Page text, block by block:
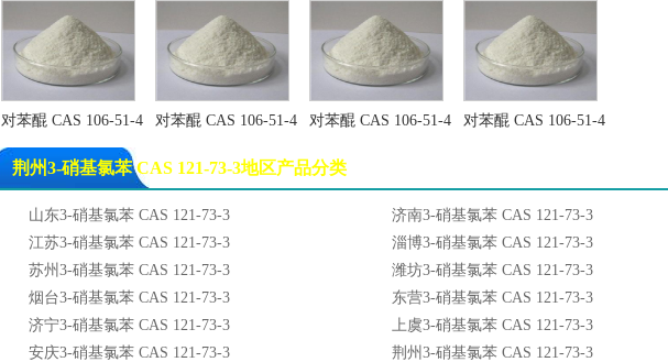
苄酸
氟锆酸 CAS 12021-95-3
1-溴萘
二氯乙烷
3-甲基-2-丁烯醛
氟硅酸钾
氟硼酸锂
氟钛酸铵
氧化苯乙烯
间苯二甲醚
异戊烯醛
亚硝酸钠
氟钛酸钾 CAS号:16919-27-0
六水三氯化铁
透明质酸钠
烯丙基胺
二烯丙基胺
三烯丙基胺
碘化钾
金属钠
金属钾
碘化钾
1,4-丁二醇 CAS 110-63-4
对苯醌 CAS 106-51-4 对苯醌 CAS 106-51-4 对苯醌 CAS 106-51-4 对苯醌 CAS 106-51-4
荆州3-硝基氯苯 CAS 121-73-3地区产品分类
山东3-硝基氯苯 CAS 121-73-3
济南3-硝基氯苯 CAS 121-73-3
江苏3-硝基氯苯 CAS 121-73-3
淄博3-硝基氯苯 CAS 121-73-3
苏州3-硝基氯苯 CAS 121-73-3
潍坊3-硝基氯苯 CAS 121-73-3
烟台3-硝基氯苯 CAS 121-73-3
东营3-硝基氯苯 CAS 121-73-3
济宁3-硝基氯苯 CAS 121-73-3
上虞3-硝基氯苯 CAS 121-73-3
安庆3-硝基氯苯 CAS 121-73-3
荆州3-硝基氯苯 CAS 121-73-3